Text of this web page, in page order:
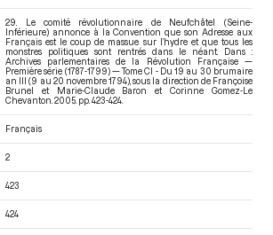
29. Le comité révolutionnaire de Neufchâtel (Seine-
Inférieure) annonce à la Convention que son Adresse aux
Français est le coup de massue sur l’hydre et que tous les
monstres politiques sont rentrés dans le néant. Dans :
Archives parlementaires de la Révolution Française —
Première série (1787-1799) — Tome CI - Du 19 au 30 brumaire
an III (9 au 20 novembre 1794) , sous la direction de Françoise
Brunel et Marie-Claude Baron et Corinne Gomez-Le
Chevanton. 2005. pp. 423-424.
Français
2
423
424